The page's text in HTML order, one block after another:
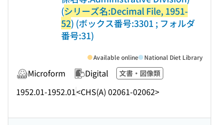
(シリーズ名:Decimal File, 1951-
52) (ボックス番号:3301 ; フォルダ
番号:31)
Microform Digital 文書・図像類
1952.01-1952.01<CHS(A) 02061-02062>
Available online National Diet Library